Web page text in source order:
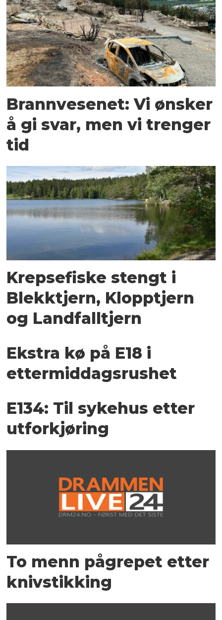
Brannvesenet: Vi ønsker
å gi svar, men vi trenger
tid
Krepsefiske stengt i
Blekktjern, Klopptjern
og Landfalltjern
Ekstra kø på E18 i
ettermiddagsrushet
E134: Til sykehus etter
utforkjøring
To menn pågrepet etter
knivstikking